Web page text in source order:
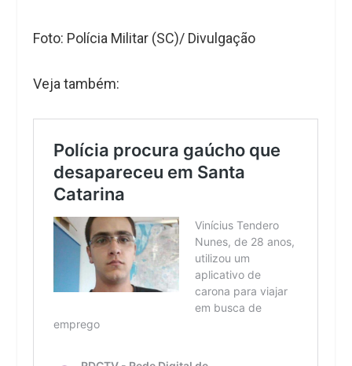
Foto: Polícia Militar (SC)/ Divulgação
Veja também: